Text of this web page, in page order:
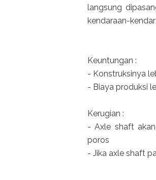
langsung
kendaraan-
Keuntungan :
- Konstruksinya
- Biaya produksi
Kerugian :
- Axle shaft
poros
- Jika axle shaft